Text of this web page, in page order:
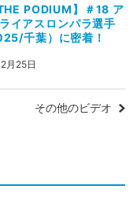
PODIUM】＃18 ア
イアスロンパラ選手
千葉）に密着！
月25日
その他のビデオ